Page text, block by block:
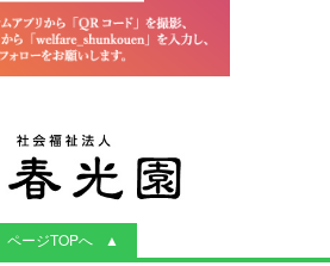
ページTOPへ